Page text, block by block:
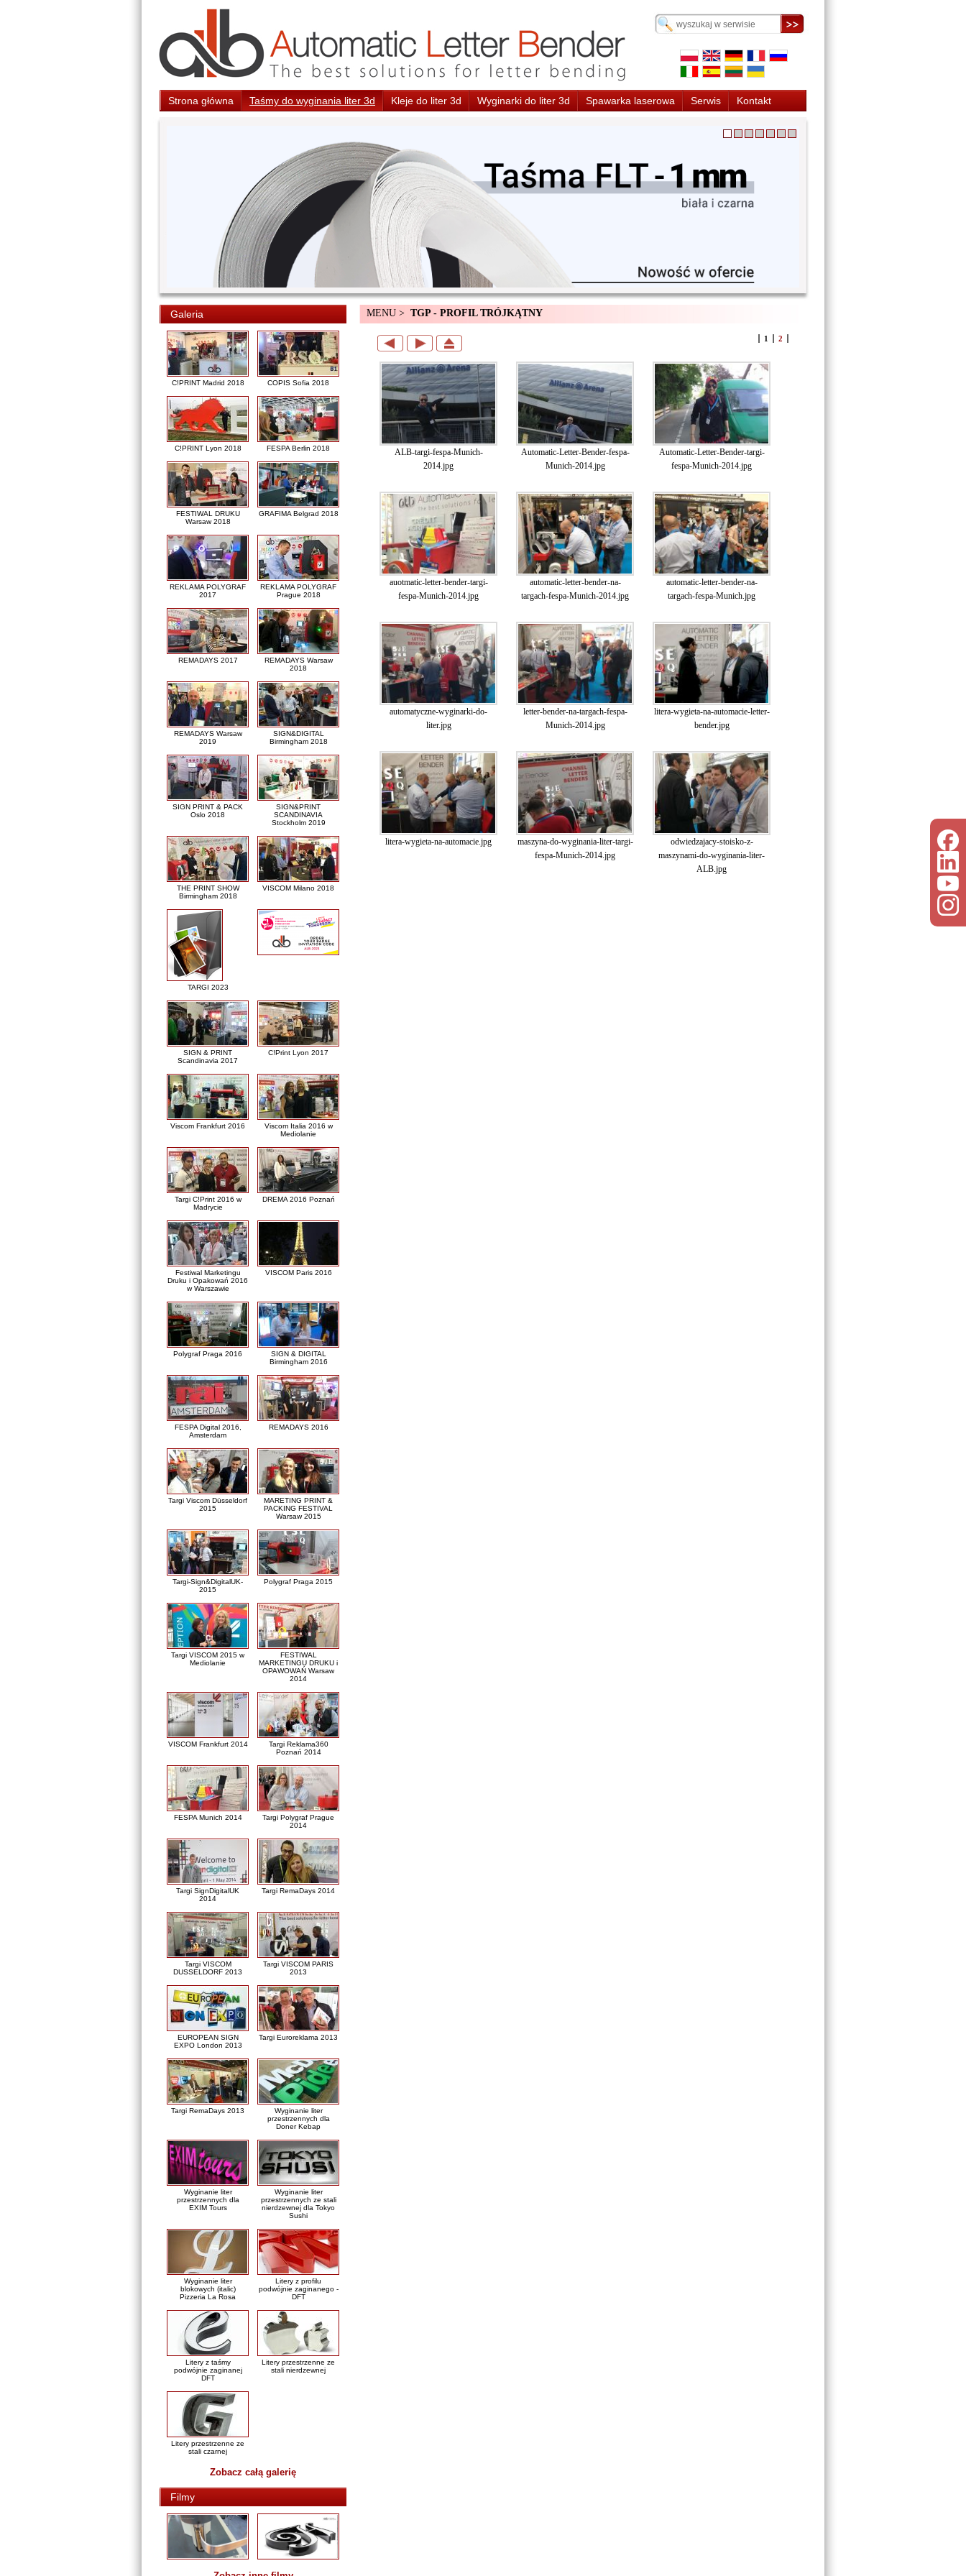
Strona główna Taśmy do wyginania liter 3d Kleje do liter 3d Wyginarki do liter 3d Spawarka laserowa Serwis Kontakt
Galeria
C!PRINT Madrid 2018 COPIS Sofia 2018
C!PRINT Lyon 2018 FESPA Berlin 2018
FESTIWAL DRUKU
Warsaw 2018
GRAFIMA Belgrad 2018
REKLAMA POLYGRAF
2017
REKLAMA POLYGRAF
Prague 2018
REMADAYS 2017
REMADAYS Warsaw
2018
REMADAYS Warsaw
2019
SIGN&DIGITAL
Birmingham 2018
SIGN PRINT & PACK
Oslo 2018
SIGN&PRINT
SCANDINAVIA
Stockholm 2019
THE PRINT SHOW
Birmingham 2018
VISCOM Milano 2018
TARGI 2023
SIGN & PRINT
Scandinavia 2017
C!Print Lyon 2017
Viscom Frankfurt 2016
Viscom Italia 2016 w
Mediolanie
Targi C!Print 2016 w
Madrycie
DREMA 2016 Poznań
Festiwal Marketingu
Druku i Opakowań 2016
w Warszawie
VISCOM Paris 2016
Polygraf Praga 2016
SIGN & DIGITAL
Birmingham 2016
FESPA Digital 2016,
Amsterdam
REMADAYS 2016
Targi Viscom Düsseldorf
2015
MARETING PRINT &
PACKING FESTIVAL
Warsaw 2015
Targi-Sign&DigitalUK-
2015
Polygraf Praga 2015
Targi VISCOM 2015 w
Mediolanie
FESTIWAL
MARKETINGU DRUKU i
OPAWOWAŃ Warsaw
2014
VISCOM Frankfurt 2014
Targi Reklama360
Poznań 2014
FESPA Munich 2014
Targi Polygraf Prague
2014
Targi SignDigitalUK
2014
Targi RemaDays 2014
Targi VISCOM
DUSSELDORF 2013
Targi VISCOM PARIS
2013
EUROPEAN SIGN
EXPO London 2013
Targi Euroreklama 2013
Targi RemaDays 2013
Wyginanie liter
przestrzennych dla
Doner Kebap
Wyginanie liter
przestrzennych dla
EXIM Tours
Wyginanie liter
przestrzennych ze stali
nierdzewnej dla Tokyo
Sushi
Wyginanie liter
blokowych (italic)
Pizzeria La Rosa
Litery z profilu
podwójnie zaginanego -
DFT
Litery z taśmy
podwójnie zaginanej
DFT
Litery przestrzenne ze
stali nierdzewnej
Litery przestrzenne ze
stali czarnej
Zobacz całą galerię
Filmy
MENU > TGP - PROFIL TRÓJKĄTNY
1 2
ALB-targi-fespa-Munich-
2014.jpg
Automatic-Letter-Bender-fespa-
Munich-2014.jpg
Automatic-Letter-Bender-targi-
fespa-Munich-2014.jpg
auotmatic-letter-bender-targi-
fespa-Munich-2014.jpg
automatic-letter-bender-na-
targach-fespa-Munich-2014.jpg
automatic-letter-bender-na-
targach-fespa-Munich.jpg
automatyczne-wyginarki-do-
liter.jpg
letter-bender-na-targach-fespa-
Munich-2014.jpg
litera-wygieta-na-automacie-letter-
bender.jpg
litera-wygieta-na-automacie.jpg
maszyna-do-wyginania-liter-targi-
fespa-Munich-2014.jpg
odwiedzajacy-stoisko-z-
maszynami-do-wyginania-liter-
ALB.jpg